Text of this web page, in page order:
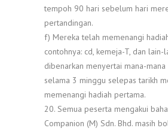
tempoh 90 hari sebelum hari
pertandingan.
f) Mereka telah memenangi
contohnya: cd, kemeja-T, dan lain-
dibenarkan menyertai mana-
selama 3 minggu selepas tarikh
memenangi hadiah pertama.
20. Semua peserta mengakui
Companion (M) Sdn. Bhd. masih